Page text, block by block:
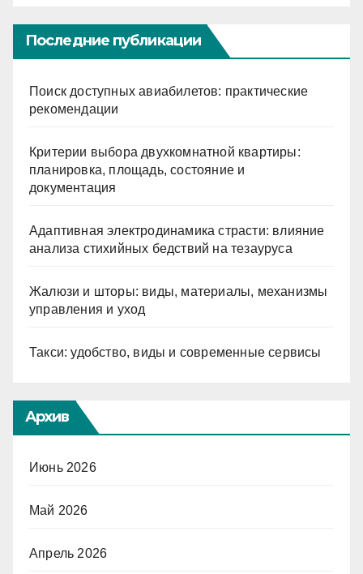
Последние публикации
Поиск доступных авиабилетов: практические
рекомендации
Критерии выбора двухкомнатной квартиры:
планировка, площадь, состояние и
документация
Адаптивная электродинамика страсти: влияние
анализа стихийных бедствий на тезауруса
Жалюзи и шторы: виды, материалы, механизмы
управления и уход
Такси: удобство, виды и современные сервисы
Архив
Июнь 2026
Май 2026
Апрель 2026